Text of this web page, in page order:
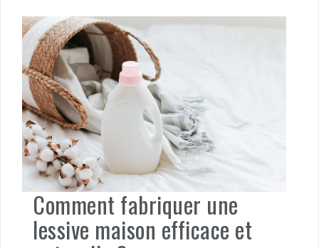
Comment fabriquer une
lessive maison efficace et